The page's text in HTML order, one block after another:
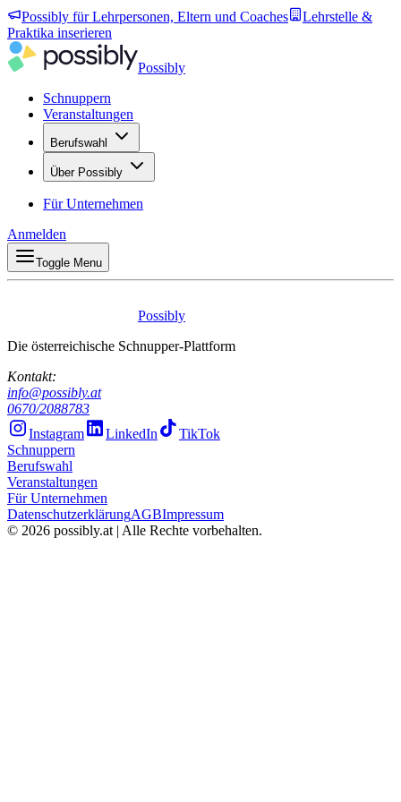
Possibly für Lehrpersonen, Eltern und Coaches
Lehrstelle &
Praktika inserieren
Possibly
Schnuppern
Veranstaltungen
Berufswahl
Über Possibly
Für Unternehmen
Anmelden
Toggle Menu
Possibly
Die österreichische Schnupper-Plattform
Kontakt:
info@possibly.at
0670/2088783
Instagram
LinkedIn
TikTok
Schnuppern
Berufswahl
Veranstaltungen
Für Unternehmen
DatenschutzerklärungAGBImpressum
© 2026 possibly.at | Alle Rechte vorbehalten.